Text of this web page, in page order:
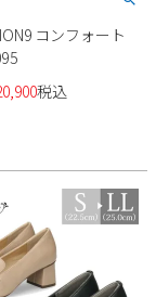
コンフォート
税込